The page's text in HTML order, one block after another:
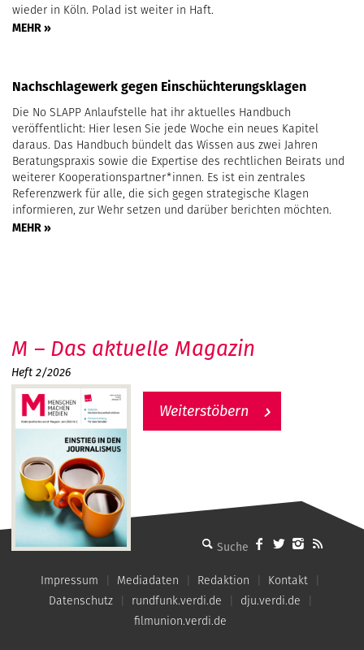
wieder in Köln. Polad ist weiter in Haft.
MEHR »
Nachschlagewerk gegen Einschüchterungsklagen
Die No SLAPP Anlaufstelle hat ihr aktuelles Handbuch
veröffentlicht: Hier lesen Sie jede Woche ein neues Kapitel
daraus. Das Handbuch bündelt das Wissen aus zwei Jahren
Beratungspraxis sowie die Expertise des rechtlichen Beirats und
weiterer Kooperationspartner*innen. Es ist ein zentrales
Referenzwerk für alle, die sich gegen strategische Klagen
informieren, zur Wehr setzen und darüber berichten möchten.
MEHR »
MMM - Menschen machen Medien
M – Das aktuelle Magazin
Heft 2/2026
Weiterstöbern
Impressum Mediadaten Redaktion
Kontakt
Datenschutz
rundfunk.verdi.de
dju.verdi.de
filmunion.verdi.de